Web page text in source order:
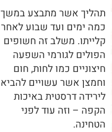
תהליך אשר מתבצע במשך
כמה ימים ועד שבוע לאחר
קלייתו. משלב זה חשופים
הפולים לגורמי השפעה
חיצוניים כמו לחות, חום
וחמצן אשר עשויים להביא
לירידה דרסטית באיכות
הקפה – וזה עוד לפני
הטחינה.